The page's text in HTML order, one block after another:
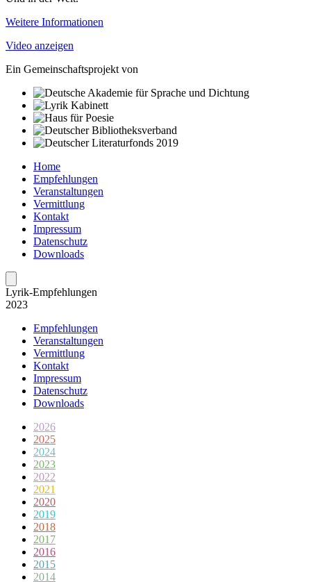
Weitere Informationen
Video anzeigen
Ein Gemeinschaftsprojekt von
Home
Empfehlungen
Veranstaltungen
Vermittlung
Kontakt
Impressum
Datenschutz
Downloads
Lyrik-Empfeh­lungen
2023
Empfehlungen
Veranstaltungen
Vermittlung
Kontakt
Impressum
Datenschutz
Downloads
2026
2025
2024
2023
2022
2021
2020
2019
2018
2017
2016
2015
2014